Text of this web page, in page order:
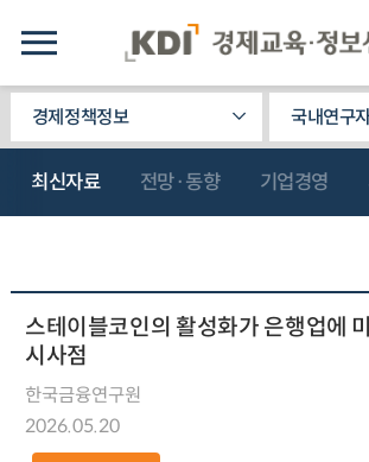
경제정책정보 국내연구
최신자료 전망·동향 기업경영
스테이블코인의 활성화가 은행업에
시사점
한국금융연구원
2026.05.20